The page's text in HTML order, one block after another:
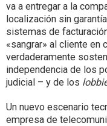
va a entregar a la
localización sin
sistemas de
«sangrar» al cliente en
verdaderamente
independencia de los
judicial – y de los
Un nuevo escenario
empresa de